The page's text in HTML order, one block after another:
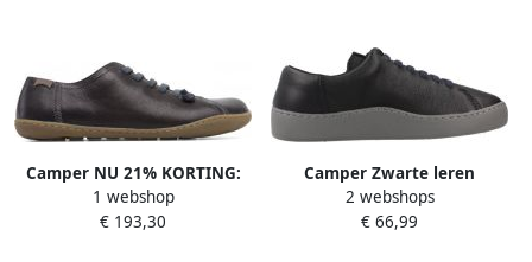
Camper NU 21% KORTING:
veterschoenen PEU met
uitneembaar voetbed
1 webshop
€ 193,30
Camper Zwarte leren
sneakers met OrthoLite ™
inlegzolen Black Dames
2 webshops
€ 66,99